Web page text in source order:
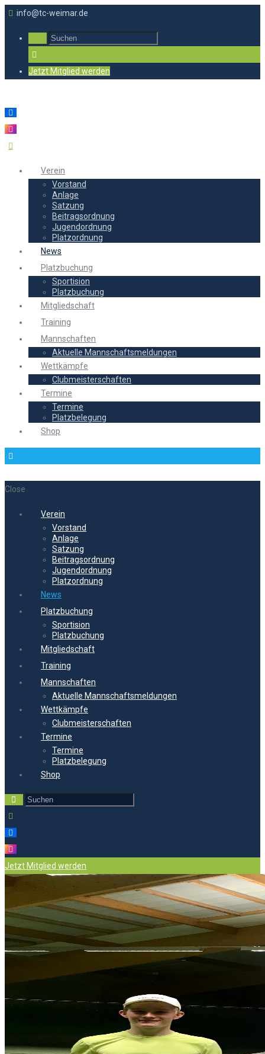
info@tc-weimar.de
Jetzt Mitglied werden
Verein
Vorstand
Anlage
Satzung
Beitragsordnung
Jugendordnung
Platzordnung
News
Platzbuchung
Sportision
Platzbuchung
Mitgliedschaft
Training
Mannschaften
Aktuelle Mannschaftsmeldungen
Wettkämpfe
Clubmeisterschaften
Termine
Termine
Platzbelegung
Shop
Close
Verein
Vorstand
Anlage
Satzung
Beitragsordnung
Jugendordnung
Platzordnung
News
Platzbuchung
Sportision
Platzbuchung
Mitgliedschaft
Training
Mannschaften
Aktuelle Mannschaftsmeldungen
Wettkämpfe
Clubmeisterschaften
Termine
Termine
Platzbelegung
Shop
Jetzt Mitglied werden